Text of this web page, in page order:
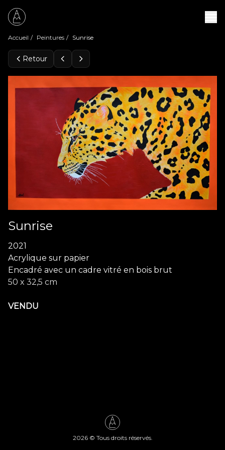
Expositions
À propos
Contact
Accueil / Peintures / Sunrise
Retour
Sunrise
2021
Acrylique sur papier
Encadré avec un cadre vitré en bois brut
50 x 32,5 cm
VENDU
2026© Tous droits réservés.